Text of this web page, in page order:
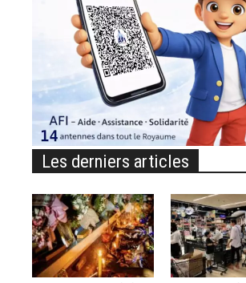
Les derniers articles